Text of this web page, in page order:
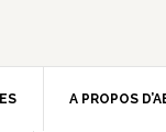
A PROPOS